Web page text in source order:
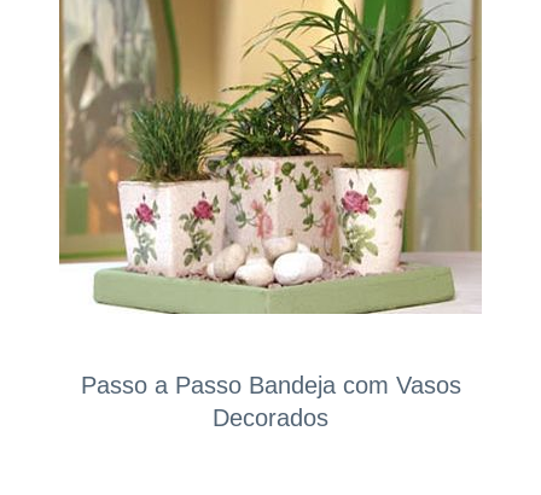
Passo a Passo Bandeja com Vasos
Decorados